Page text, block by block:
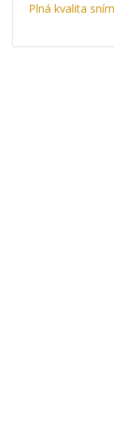
Plná kvalita